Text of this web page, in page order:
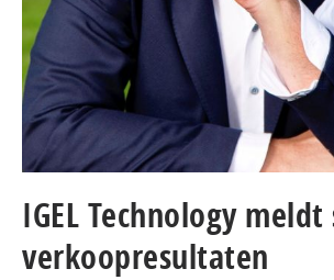
IGEL Technology
verkoopresultaten